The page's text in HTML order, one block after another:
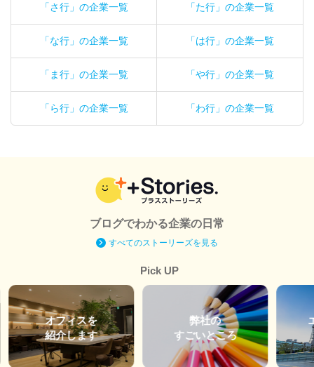
「さ行」の企業一覧 「た行」の企業一覧
「な行」の企業一覧 「は行」の企業一覧
「ま行」の企業一覧 「や行」の企業一覧
「ら行」の企業一覧 「わ行」の企業一覧
ブログでわかる企業の日常
すべてのストーリーズを見る
Pick UP
オフィスを
紹介します
弊社の
すごいところ